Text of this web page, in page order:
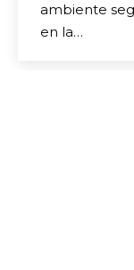
ambiente
en la…